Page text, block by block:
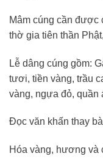
Mâm cúng cần được
thờ gia tiên thần
Lễ dâng cúng gồm:
tươi, tiền vàng, trầu
vàng, ngựa đỏ, quần
Đọc văn khấn thay
Hóa vàng, hương và